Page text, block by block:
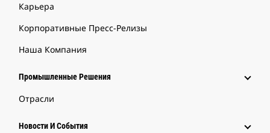
Карьера
Корпоративные Пресс-Релизы
Наша Компания
Промышленные Решения
Отрасли
Новости И События